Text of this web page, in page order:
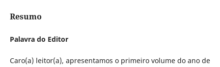
Resumo
Palavra do Editor
Caro(a) leitor(a), apresentamos o primeiro volume do ano de